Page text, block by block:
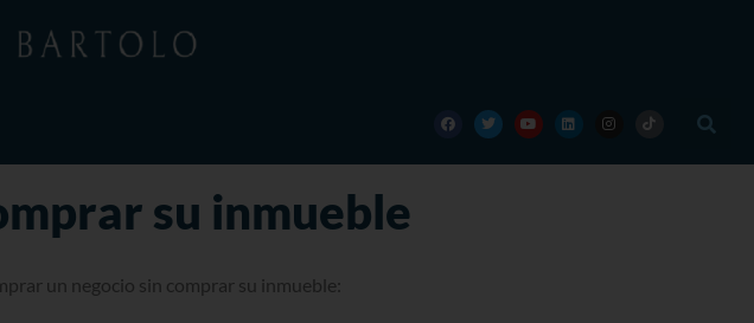
su inmueble
un negocio sin comprar su inmueble: